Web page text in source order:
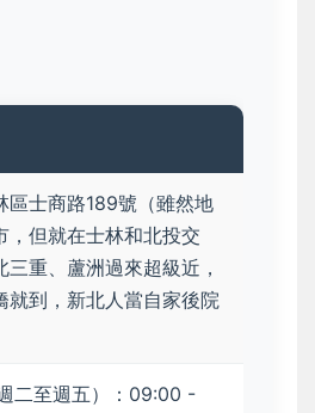
區士商路189號（雖然地
，但就在士林和北投交
三重、蘆洲過來超級近，
就到，新北人當自家後院
二至週五）：09:00 -